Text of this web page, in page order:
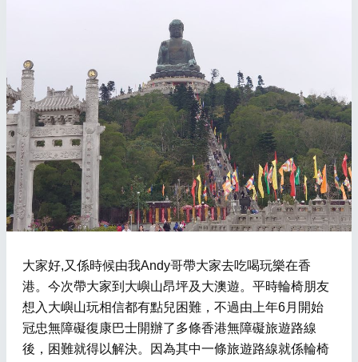
大家好,又係時候由我Andy哥帶大家去吃喝玩樂在香
港。今次帶大家到大嶼山昂坪及大澳遊。平時輪椅朋友
想入大嶼山玩相信都有點兒困難，不過由上年6月開始
冠忠無障礙復康巴士開辦了多條香港無障礙旅遊路線
後，困難就得以解決。因為其中一條旅遊路線就係輪椅